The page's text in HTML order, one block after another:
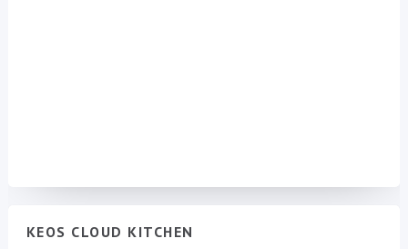
KEOS CLOUD KITCHEN